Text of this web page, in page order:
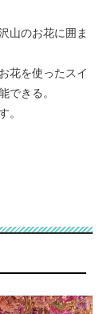
山のお花に囲ま
花を使ったスイ
できる。
。